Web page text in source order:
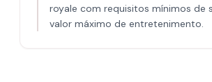
royale com requisitos mínimos de
valor máximo de entretenimento.